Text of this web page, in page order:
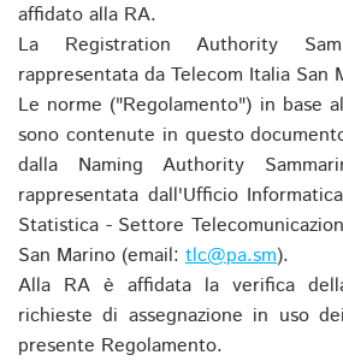
affidato alla RA.
La Registration Authority
rappresentata da Telecom Italia San
Le norme ("Regolamento") in base
sono contenute in questo
dalla Naming Authority
rappresentata dall'Ufficio
Statistica - Settore
San Marino (email: tlc@pa.sm).
Alla RA è affidata la verifica
richieste di assegnazione in uso
presente Regolamento.